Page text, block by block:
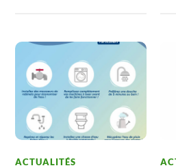
ACTUALITÉS